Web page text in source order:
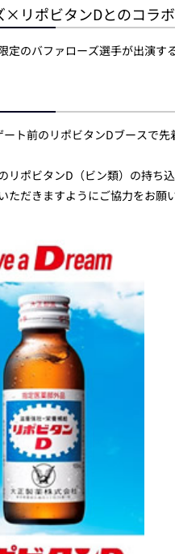
×リポビタンDとのコラ
定のバファローズ選手が出演す
ート前のリポビタンDブースで
リポビタンD（ビン類）の持ち
ただきますようにご協力をお願